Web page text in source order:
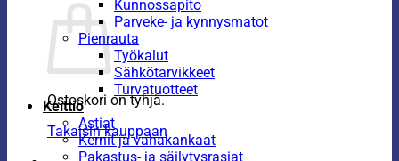
Ostoskori on tyhjä.
Takaisin kauppaan
Kunnossapito
Parveke- ja kynnysmatot
Pienrauta
Työkalut
Sähkötarvikkeet
Turvatuotteet
Keittiö
Astiat
Kernit ja vahakankaat
Pakastus- ja säilytysrasiat